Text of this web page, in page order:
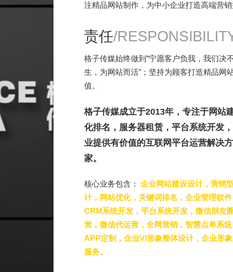
注精品网站制作，为中小企业打造高端营销
责任/
格子传媒始终做到“宁愿客户负我，我们决
生，为网站而活”；坚持为顾客打造精品网
值。
格子传媒成立于2013年，专注于网站
化排名，服务器租赁，平台系统开发
业提供有价值的互联网平台运营解决
家。
核心业务包含： 企业网站建设设计，营销
计，网站优化，关键词排名，企业管理软
CRM系统开发，平台系统开发，微信朋友
营，微信代运营，全网营销，智慧点单系
APP定制，企业VI形象整体设计，企业形
服务。
，我们会第一时间送上问候的。